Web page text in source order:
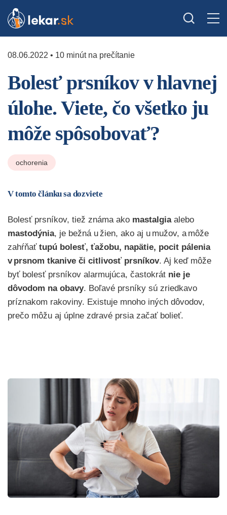
08.06.2022 • 10 minút na prečítanie
Bolesť prsníkov v hlavnej
úlohe. Viete, čo všetko ju
môže spôsobovať?
ochorenia
V tomto článku sa dozviete
Bolesť prsníkov, tiež známa ako mastalgiaalebo
mastodýnia, je bežná u žien, ako aj u mužov, a môže
zahŕňať tupú bolesť, ťažobu, napätie, pocit pálenia
v prsnom tkanive či citlivosť prsníkov. Aj keď môže
byť bolesť prsníkov alarmujúca, častokrát nie je
dôvodom na obavy. Boľavé prsníky sú zriedkavo
príznakom rakoviny. Existuje mnoho iných dôvodov,
prečo môžu aj úplne zdravé prsia začať bolieť.